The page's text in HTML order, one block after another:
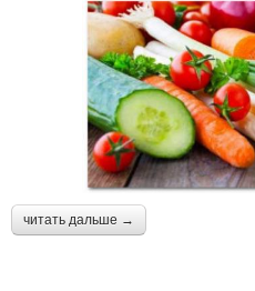
читать дальше →